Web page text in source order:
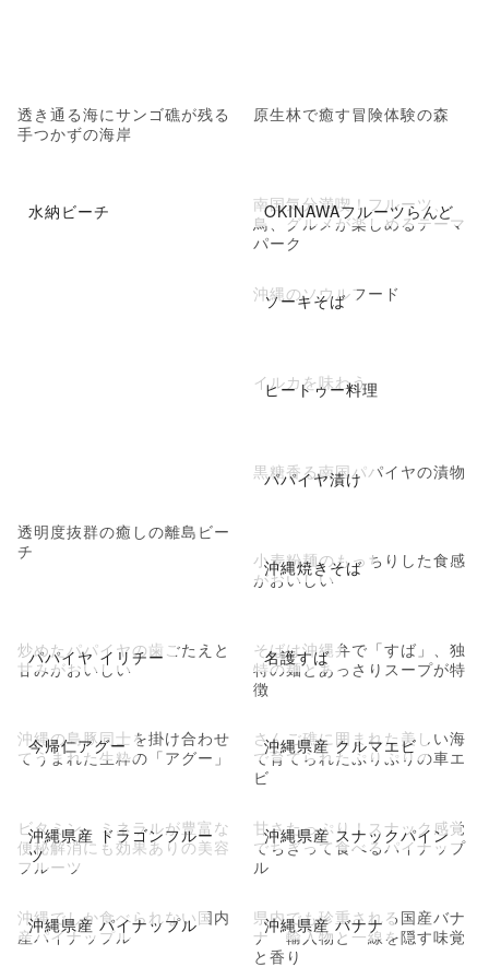
透き通る海にサンゴ礁が残る
手つかずの海岸
原生林で癒す冒険体験の森
水納ビーチ
透明度抜群の癒しの離島ビー
チ
OKINAWAフルーツらんど
南国気分満喫！フルーツ、
鳥、グルメが楽しめるテーマ
パーク
ソーキそば
沖縄のソウルフード
ヒートゥー料理
イルカを味わう
パパイヤ漬け
黒糖香る南国パパイヤの漬物
沖縄焼きそば
小麦粉麺のもっちりした食感
がおいしい
パパイヤ イリチー
炒めたパパイヤの歯ごたえと
甘みがおいしい
名護すば
そばは沖縄弁で「すば」、独
特の麺とあっさりスープが特
徴
今帰仁アグー
沖縄の島豚同士を掛け合わせ
てうまれた生粋の「アグー」
沖縄県産 クルマエビ
さんご礁に囲まれた美しい海
で育てられたぷりぷりの車エ
ビ
沖縄県産 ドラゴンフルー
ツ
ビタミン、ミネラルが豊富な
便秘解消にも効果ありの美容
フルーツ
沖縄県産 スナックパイン
甘さたっぷり！スナック感覚
でちぎって食べるパイナップ
ル
沖縄県産 パイナップル
沖縄でしか食べられない国内
産パイナップル
沖縄県産 バナナ
県内でも珍重される国産バナ
ナ 輸入物と一線を隠す味覚
と香り